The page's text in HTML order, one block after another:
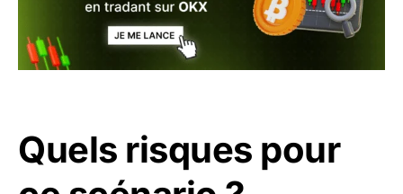
Quels risques pour